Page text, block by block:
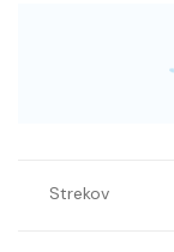
Strekov